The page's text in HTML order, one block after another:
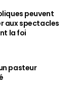
peuvent
aux spectacles
la foi
pasteur